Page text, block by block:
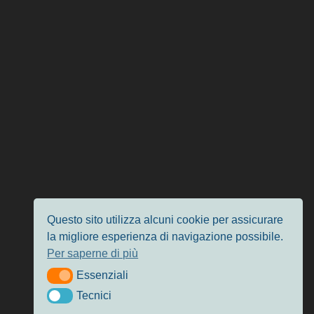
Questo sito utilizza alcuni cookie per assicurare
la migliore esperienza di navigazione possibile.
Per saperne di più
EssenzialiEssenziali
TecniciTecnici